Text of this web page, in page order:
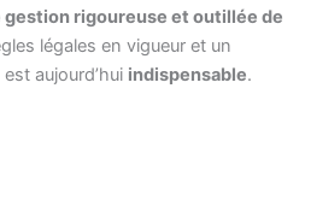
gestion rigoureuse et outillée de
légales en vigueur et un
aujourd’hui indispensable.